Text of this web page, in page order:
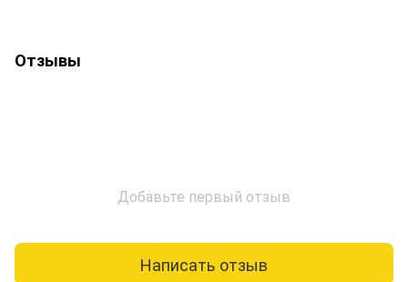
Отзывы
Добавьте первый отзыв
Написать отзыв